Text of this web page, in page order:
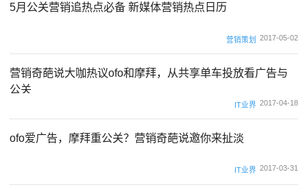
5月公关营销追热点必备 新媒体营销热点日历
营销策划 2017-05-02
营销奇葩说大咖热议ofo和摩拜，从共享单车投放看广告与
公关
IT业界 2017-04-18
ofo爱广告，摩拜重公关？营销奇葩说邀你来扯淡
IT业界 2017-03-31